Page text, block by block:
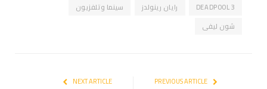
DEADPOOL 3 رايان رينولدز
سينما وتلفزيون
شون ليفى
NEXT ARTICLE